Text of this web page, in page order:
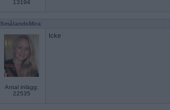
13194
SmålandsMira
Antal inlägg:
22535
Icke